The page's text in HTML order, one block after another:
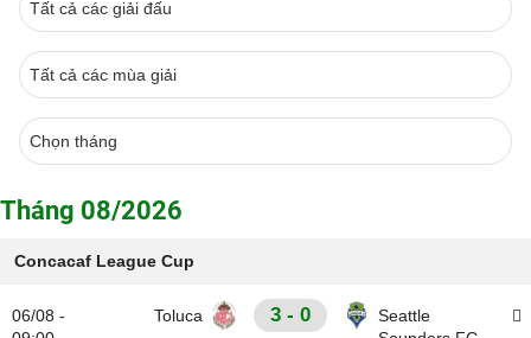
Tháng 08/2026
Concacaf League Cup
06/08 -
Toluca 3 - 0
Seattle